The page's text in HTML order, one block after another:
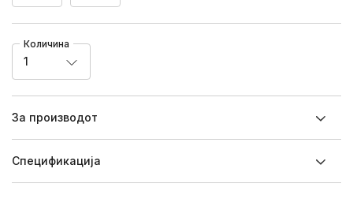
Количина
1
За производот
Спецификацијa